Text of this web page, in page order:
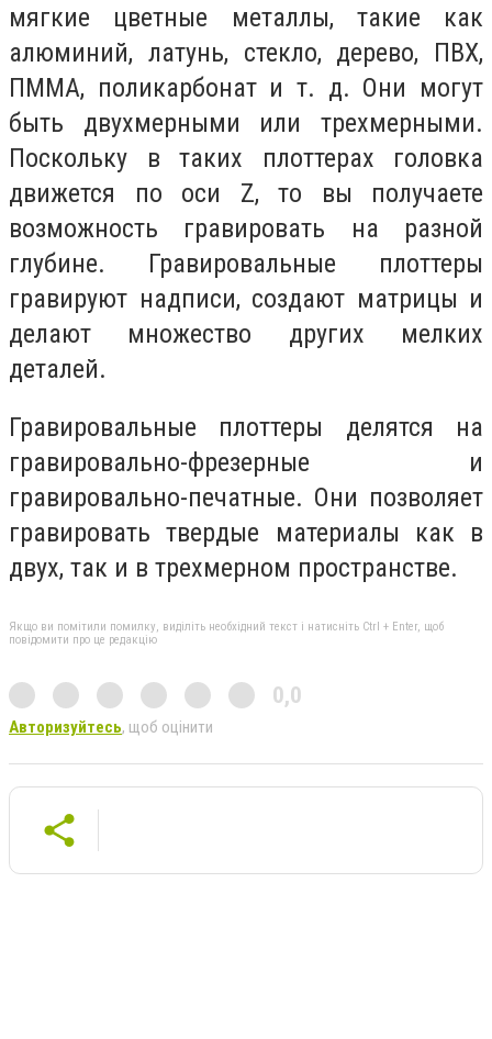
мягкие цветные металлы, такие как
алюминий, латунь, стекло, дерево, ПВХ,
ПММА, поликарбонат и т. д. Они могут
быть двухмерными или трехмерными.
Поскольку в таких плоттерах головка
движется по оси Z, то вы получаете
возможность гравировать на разной
глубине. Гравировальные плоттеры
гравируют надписи, создают матрицы и
делают множество других мелких
деталей.
Гравировальные плоттеры делятся на
гравировально-фрезерные и
гравировально-печатные. Они позволяет
гравировать твердые материалы как в
двух, так и в трехмерном пространстве.
Якщо ви помітили помилку, виділіть необхідний текст і натисніть Ctrl + Enter, щоб
повідомити про це редакцію
0,0
Авторизуйтесь, щоб оцінити